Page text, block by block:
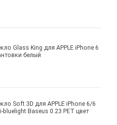
Glass King для APPLE iPhone 6
белый
Soft 3D для APPLE iPhone 6/6
bluelight Baseus 0.23 PET цвет